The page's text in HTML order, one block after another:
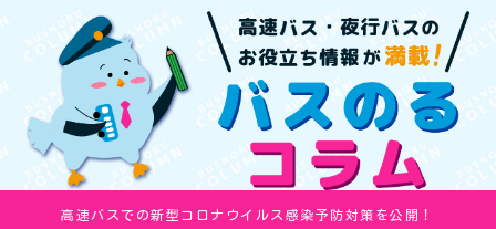
高速バスでの新型コロナウイルス感染予防対策を公開！